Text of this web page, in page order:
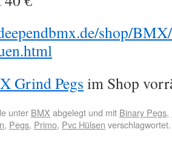
shop/
Grind Pegs im Shop
unter BMX abgelegt und mit Binary Pegs,
, Pegs, Primo, Pvc Hülsen